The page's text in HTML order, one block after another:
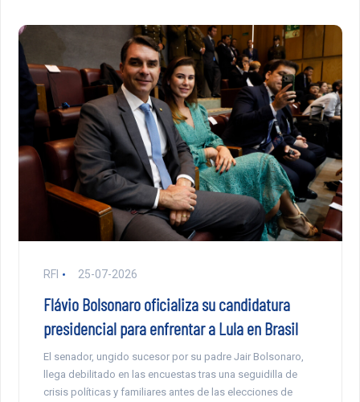
RFI 25-07-2026
Flávio Bolsonaro oficializa su candidatura
presidencial para enfrentar a Lula en Brasil
El senador, ungido sucesor por su padre Jair Bolsonaro,
llega debilitado en las encuestas tras una seguidilla de
crisis políticas y familiares antes de las elecciones de